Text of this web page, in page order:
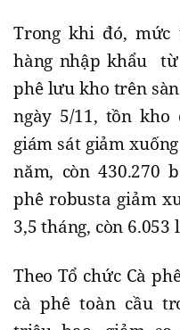
Trong khi đó, mức
hàng nhập khẩu
phê lưu kho trên
ngày 5/11, tồn kho
giám sát giảm
năm, còn 430.270
phê robusta giảm
3,5 tháng, còn 6.053
Theo Tổ chức Cà
cà phê toàn cầu